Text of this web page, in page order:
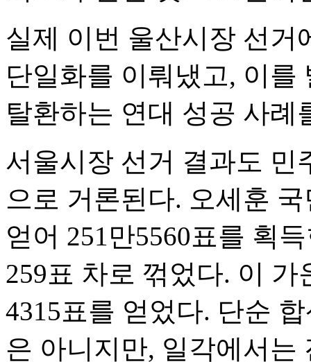
실제 이번 울산시장 선거
단일화를 이뤄냈고, 이를
탈환하는 연대 성공 사례
서울시장 선거 결과도 민
으로 거론된다. 오세훈
얻어 251만5560표를 획
259표 차로 꺾었다. 이
4315표를 얻었다. 단순
은 아니지만, 일각에서는